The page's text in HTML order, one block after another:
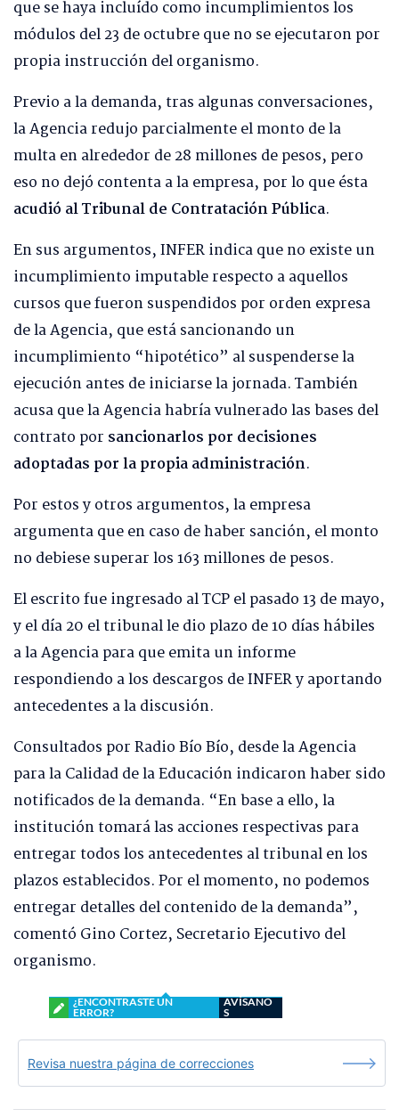
que se haya incluído como incumplimientos los
módulos del 23 de octubre que no se ejecutaron por
propia instrucción del organismo.
Previo a la demanda, tras algunas conversaciones,
la Agencia redujo parcialmente el monto de la
multa en alrededor de 28 millones de pesos, pero
eso no dejó contenta a la empresa, por lo que ésta
acudió al Tribunal de Contratación Pública.
En sus argumentos, INFER indica que no existe un
incumplimiento imputable respecto a aquellos
cursos que fueron suspendidos por orden expresa
de la Agencia, que está sancionando un
incumplimiento “hipotético” al suspenderse la
ejecución antes de iniciarse la jornada. También
acusa que la Agencia habría vulnerado las bases del
contrato por sancionarlos por decisiones
adoptadas por la propia administración.
Por estos y otros argumentos, la empresa
argumenta que en caso de haber sanción, el monto
no debiese superar los 163 millones de pesos.
El escrito fue ingresado al TCP el pasado 13 de mayo,
y el día 20 el tribunal le dio plazo de 10 días hábiles
a la Agencia para que emita un informe
respondiendo a los descargos de INFER y aportando
antecedentes a la discusión.
Consultados por Radio Bío Bío, desde la Agencia
para la Calidad de la Educación indicaron haber sido
notificados de la demanda. “En base a ello, la
institución tomará las acciones respectivas para
entregar todos los antecedentes al tribunal en los
plazos establecidos. Por el momento, no podemos
entregar detalles del contenido de la demanda”,
comentó Gino Cortez, Secretario Ejecutivo del
organismo.
¿ENCONTRASTE UN
ERROR?
AVÍSANO
S
Revisa nuestra página de correcciones